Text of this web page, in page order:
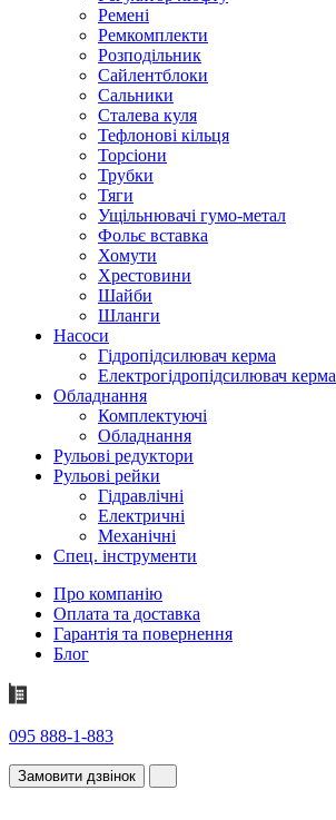
Ремені
Ремкомплекти
Розподільник
Сайлентблоки
Сальники
Сталева куля
Тефлонові кільця
Торсіони
Трубки
Тяги
Ущільнювачі гумо-метал
Фольє вставка
Хомути
Хрестовини
Шайби
Шланги
Насоси
Гідропідсилювач керма
Електрогідропідсилювач керма
Обладнання
Комплектуючі
Обладнання
Рульові редуктори
Рульові рейки
Гідравлічні
Електричні
Механічні
Спец. інструменти
Про компанію
Оплата та доставка
Гарантія та повернення
Блог
095 888-1-883
Замовити дзвінок